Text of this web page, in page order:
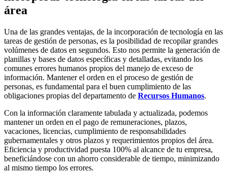
área
Una de las grandes ventajas, de la incorporación de tecnología en las
tareas de gestión de personas, es la posibilidad de recopilar grandes
volúmenes de datos en segundos. Esto nos permite la generación de
planillas y bases de datos específicas y detalladas, evitando los
comunes errores humanos propios del manejo de exceso de
información. Mantener el orden en el proceso de gestión de
personas, es fundamental para el buen cumplimiento de las
obligaciones propias del departamento de Recursos Humanos.
Con la información claramente tabulada y actualizada, podemos
mantener un orden en el pago de remuneraciones, plazos,
vacaciones, licencias, cumplimiento de responsabilidades
gubernamentales y otros plazos y requerimientos propios del área.
Eficiencia y productividad puesta 100% al alcance de tu empresa,
beneficiándose con un ahorro considerable de tiempo, minimizando
al mismo tiempo los errores.